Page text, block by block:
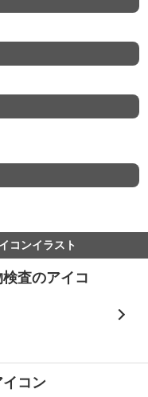
コンイラスト
査のアイコ
コン